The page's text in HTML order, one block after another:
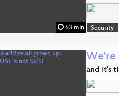
63 min Security
We're
and it's